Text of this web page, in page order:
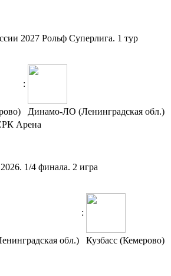
2027 Рольф Суперлига. 1 тур
:
Динамо-ЛО (Ленинградская обл.)
Арена
1/4 финала. 2 игра
:
обл.) Кузбасс (Кемерово)